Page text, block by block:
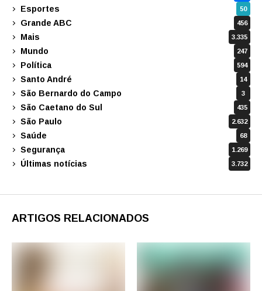
Esportes 50
Grande ABC 456
Mais 3.335
Mundo 247
Política 594
Santo André 14
São Bernardo do Campo 3
São Caetano do Sul 435
São Paulo 2.632
Saúde 68
Segurança 1.269
Últimas notícias 3.732
ARTIGOS RELACIONADOS